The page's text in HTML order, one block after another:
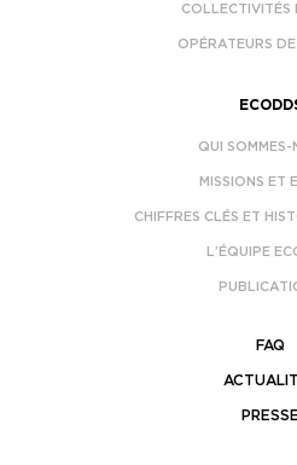
COLLECTIVITÉS
OPÉRATEURS
QUI SOMMES-
MISSIONS ET
CHIFFRES CLÉS ET
L’ÉQUIPE
FAQ
PRESSE